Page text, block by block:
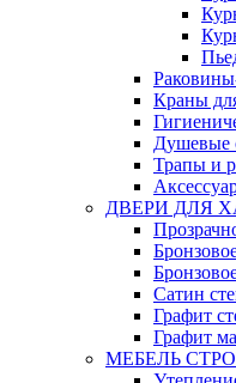
Краны
Душевые
Трапы и
ДВЕРИ ДЛЯ
Сатин
Графит
Графит
МЕБЕЛЬ